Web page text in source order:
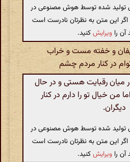
تولید شده توسط هوش مصنوعی در
اگر این متن به نظرتان نادرست است
آن را ویرایشکنید.
و خفته مست و خراب
در کنار مردم چشم
رقبایت هستی و در حال
من خیال تو را دارم در کنار
دیگران.
تولید شده توسط هوش مصنوعی در
اگر این متن به نظرتان نادرست است
آن را ویرایشکنید.